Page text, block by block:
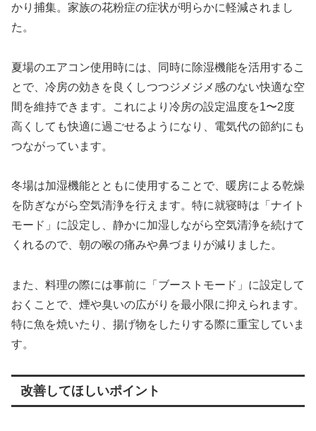
かり捕集。家族の花粉症の症状が明らかに軽減されまし
た。
夏場のエアコン使用時には、同時に除湿機能を活用するこ
とで、冷房の効きを良くしつつジメジメ感のない快適な空
間を維持できます。これにより冷房の設定温度を1〜2度
高くしても快適に過ごせるようになり、電気代の節約にも
つながっています。
冬場は加湿機能とともに使用することで、暖房による乾燥
を防ぎながら空気清浄を行えます。特に就寝時は「ナイト
モード」に設定し、静かに加湿しながら空気清浄を続けて
くれるので、朝の喉の痛みや鼻づまりが減りました。
また、料理の際には事前に「ブーストモード」に設定して
おくことで、煙や臭いの広がりを最小限に抑えられます。
特に魚を焼いたり、揚げ物をしたりする際に重宝していま
す。
改善してほしいポイント